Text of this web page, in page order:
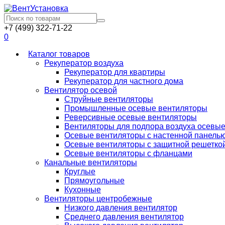
+7 (499) 322-71-22
0
Каталог товаров
Рекуператор воздуха
Рекуператор для квартиры
Рекуператор для частного дома
Вентилятор осевой
Струйные вентиляторы
Промышленные осевые вентиляторы
Реверсивные осевые вентиляторы
Вентиляторы для подпора воздуха осевые
Осевые вентиляторы с настенной
Осевые вентиляторы с защитной
Осевые вентиляторы с фланцами
Канальные вентиляторы
Круглые
Прямоугольные
Кухонные
Вентиляторы центробежные
Низкого давления вентилятор
Среднего давления вентилятор